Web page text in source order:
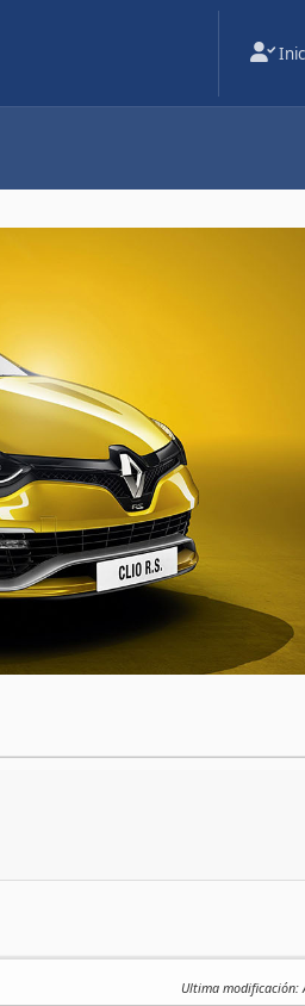
Ultima modificación: